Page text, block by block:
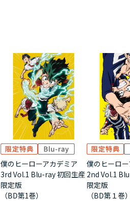
僕のヒーローアカデミア
3rd Vol.1 Blu-ray 初回生産
限定版
（BD第1巻）
僕のヒーロ
2nd Vol.1
限定版
（BD第１巻